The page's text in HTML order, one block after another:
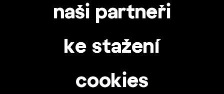
naši partneři
ke stažení
cookies